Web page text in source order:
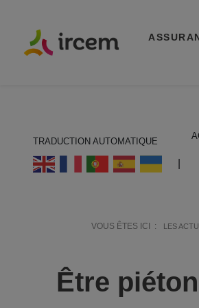
TRADUCTION AUTOMATIQUE
VOUS ÊTES ICI : LES
Être